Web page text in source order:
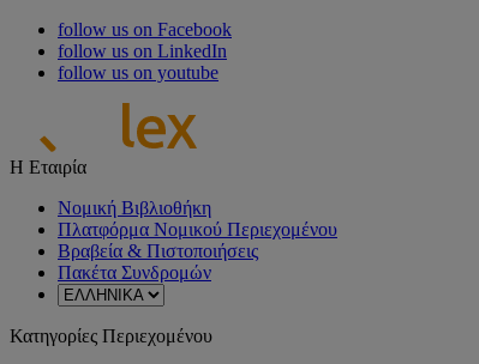
follow us on Facebook
follow us on LinkedIn
follow us on youtube
Η Εταιρία
Νομική Βιβλιοθήκη
Πλατφόρμα Νομικού Περιεχομένου
Βραβεία & Πιστοποιήσεις
Πακέτα Συνδρομών
Κατηγορίες Περιεχομένου